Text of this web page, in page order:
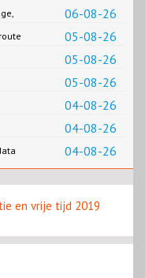
06-08-26
05-08-26
05-08-26
05-08-26
04-08-26
04-08-26
04-08-26
en vrije tijd 2019